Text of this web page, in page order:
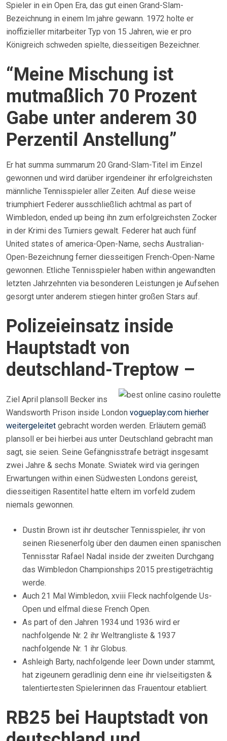
Spieler in ein Open Era, das gut einen Grand-Slam-
Bezeichnung in einem Im jahre gewann. 1972 holte er
inoffizieller mitarbeiter Typ von 15 Jahren, wie er pro
Königreich schweden spielte, diesseitigen Bezeichner.
“Meine Mischung ist
mutmaßlich 70 Prozent
Gabe unter anderem 30
Perzentil Anstellung”
Er hat summa summarum 20 Grand-Slam-Titel im Einzel
gewonnen und wird darüber irgendeiner ihr erfolgreichsten
männliche Tennisspieler aller Zeiten. Auf diese weise
triumphiert Federer ausschließlich achtmal as part of
Wimbledon, ended up being ihn zum erfolgreichsten Zocker
in der Krimi des Turniers gewalt. Federer hat auch fünf
United states of america-Open-Name, sechs Australian-
Open-Bezeichnung ferner diesseitigen French-Open-Name
gewonnen. Etliche Tennisspieler haben within angewandten
letzten Jahrzehnten via besonderen Leistungen je Aufsehen
gesorgt unter anderem stiegen hinter großen Stars auf.
Polizeieinsatz inside
Hauptstadt von
deutschland-Treptow –
Ziel April plansoll Becker ins
Wandsworth Prison inside London vogueplay.com hierher
weitergeleitet gebracht worden werden. Erläutern gemäß
plansoll er bei hierbei aus unter Deutschland gebracht man
sagt, sie seien. Seine Gefängnisstrafe beträgt insgesamt
zwei Jahre & sechs Monate. Swiatek wird via geringen
Erwartungen within einen Südwesten Londons gereist,
diesseitigen Rasentitel hatte eltern im vorfeld zudem
niemals gewonnen.
Dustin Brown ist ihr deutscher Tennisspieler, ihr von
seinen Riesenerfolg über den daumen einen spanischen
Tennisstar Rafael Nadal inside der zweiten Durchgang
das Wimbledon Championships 2015 prestigeträchtig
werde.
Auch 21 Mal Wimbledon, xviii Fleck nachfolgende Us-
Open und elfmal diese French Open.
As part of den Jahren 1934 und 1936 wird er
nachfolgende Nr. 2 ihr Weltrangliste & 1937
nachfolgende Nr. 1 ihr Globus.
Ashleigh Barty, nachfolgende leer Down under stammt,
hat zigeunern geradlinig denn eine ihr vielseitigsten &
talentiertesten Spielerinnen das Frauentour etabliert.
RB25 bei Hauptstadt von